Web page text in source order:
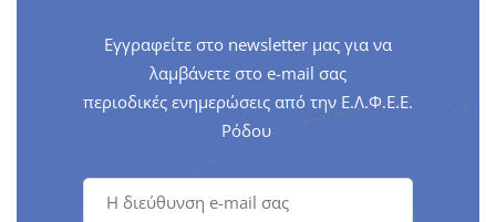
Εγγραφείτε στο newsletter μας για να
λαμβάνετε στο e-mail σας
περιοδικές ενημερώσεις από την Ε.Λ.Φ.Ε.Ε.
Ρόδου